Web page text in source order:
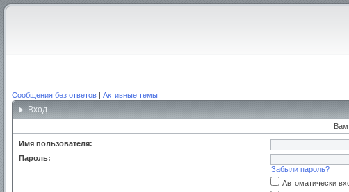
Сообщения без ответов | Активные темы
Вход
Вам
Имя пользователя:
Пароль:
Забыли пароль?
Автоматически